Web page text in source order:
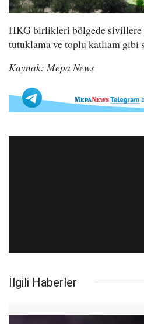
HKG birlikleri bölgede sivillere
tutuklama ve toplu katliam gibi
Kaynak: Mepa News
İlgili Haberler